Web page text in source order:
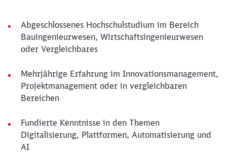
Abgeschlossenes Hochschulstudium im Bereich
Bauingenieurwesen, Wirtschaftsingenieurwesen
oder Vergleichbares
Mehrjährige Erfahrung im Innovationsmanagement,
Projektmanagement oder in vergleichbaren
Bereichen
Fundierte Kenntnisse in den Themen
Digitalisierung, Plattformen, Automatisierung und
AI